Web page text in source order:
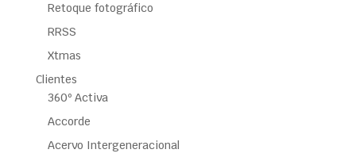
Retoque fotográfico
RRSS
Xtmas
Clientes
360º Activa
Accorde
Acervo Intergeneracional